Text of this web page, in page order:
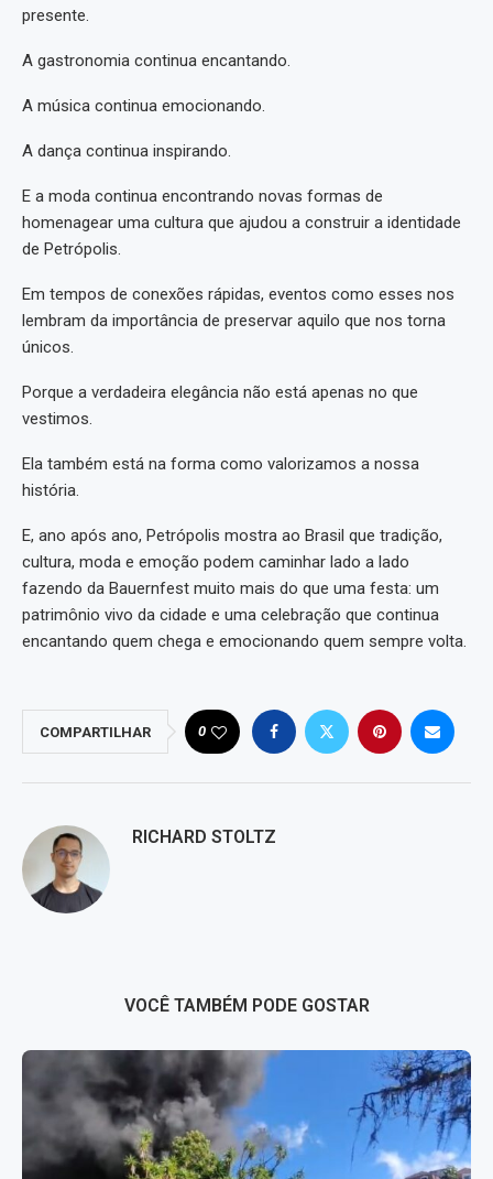
presente.
A gastronomia continua encantando.
A música continua emocionando.
A dança continua inspirando.
E a moda continua encontrando novas formas de
homenagear uma cultura que ajudou a construir a identidade
de Petrópolis.
Em tempos de conexões rápidas, eventos como esses nos
lembram da importância de preservar aquilo que nos torna
únicos.
Porque a verdadeira elegância não está apenas no que
vestimos.
Ela também está na forma como valorizamos a nossa
história.
E, ano após ano, Petrópolis mostra ao Brasil que tradição,
cultura, moda e emoção podem caminhar lado a lado
fazendo da Bauernfest muito mais do que uma festa: um
patrimônio vivo da cidade e uma celebração que continua
encantando quem chega e emocionando quem sempre volta.
COMPARTILHAR 0
RICHARD STOLTZ
VOCÊ TAMBÉM PODE GOSTAR